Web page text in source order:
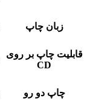
زبان چاپ
قابلیت چاپ بر روی
CD
چاپ دو رو